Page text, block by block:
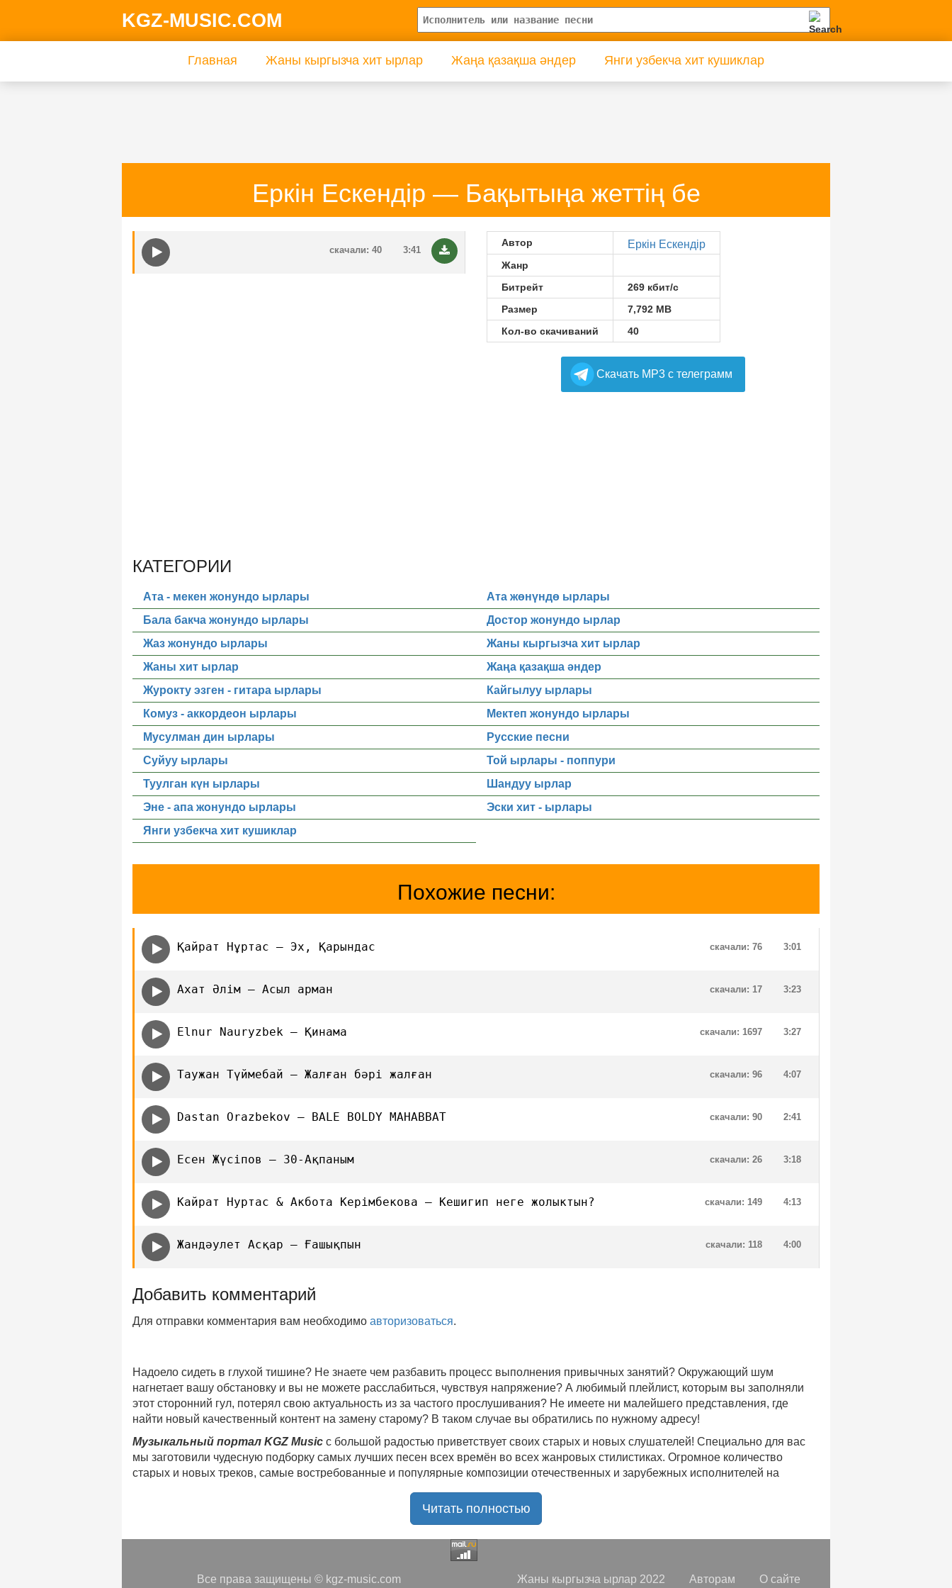
KGZ-MUSIC.COM
Главная Жаны кыргызча хит ырлар Жаңа қазақша әндер Янги узбекча хит кушиклар
Еркін Ескендір — Бақытыңа жеттің бе
3:41
скачали: 40
Автор Еркін Ескендір
Жанр
Битрейт
269 кбит/с
Размер
7,792 MB
Кол-во скачиваний
40
Cкачать MP3 с телеграмм
КАТЕГОРИИ
Ата - мекен жонундо ырлары
Ата жөнүндө ырлары
Бала бакча жонундо ырлары
Достор жонундо ырлар
Жаз жонундо ырлары
Жаны кыргызча хит ырлар
Жаны хит ырлар
Жаңа қазақша әндер
Журокту эзген - гитара ырлары
Кайгылуу ырлары
Комуз - аккордеон ырлары
Мектеп жонундо ырлары
Мусулман дин ырлары
Русские песни
Суйуу ырлары
Той ырлары - поппури
Туулган күн ырлары
Шандуу ырлар
Эне - апа жонундо ырлары
Эски хит - ырлары
Янги узбекча хит кушиклар
Похожие песни:
Қайрат Нұртас — Эх, Қарындас 3:01
скачали: 76
Ахат Әлім — Асыл арман 3:23
скачали: 17
Elnur Nauryzbek — Қинама 3:27
скачали: 1697
Таужан Түймебай — Жалған бәрі жалған 4:07
скачали: 96
Dastan Orazbekov — BALE BOLDY MAHABBAT 2:41
скачали: 90
Есен Жүсіпов — 30-Ақпаным 3:18
скачали: 26
Кайрат Нуртас & Акбота Керімбекова — Кешигип неге жолыктын? 4:13
скачали: 149
Жандәулет Асқар — Ғашықпын 4:00
скачали: 118
Добавить комментарий
Для отправки комментария вам необходимо авторизоваться.
Надоело сидеть в глухой тишине? Не знаете чем разбавить процесс выполнения привычных занятий? Окружающий шум
нагнетает вашу обстановку и вы не можете расслабиться, чувствуя напряжение? А любимый плейлист, которым вы заполняли
этот сторонний гул, потерял свою актуальность из за частого прослушивания? Не имеете ни малейшего представления, где
найти новый качественный контент на замену старому? В таком случае вы обратились по нужному адресу!
Музыкальный портал KGZ Music с большой радостью приветствует своих старых и новых слушателей! Специально для вас
мы заготовили чудесную подборку самых лучших песен всех времён во всех жанровых стилистиках. Огромное количество
старых и новых треков, самые востребованные и популярные композиции отечественных и зарубежных исполнителей на
Мы предоставляем вашему вниманию богатую коллекцию качественной музыки в бесплатном доступе, с возможностью
Самые свежие альбомы
и новые релизы этого года, хиты уходящих и нынешних годов,
Регулярные обновления, постоянные новинки, большой музыкальный ассортимент на любой вкус, и все это только на
платформе KGZ Music. Наша команда с большой ответственностью подходит к созданию подборок, отбирая
самые лучшие
Читать полностью
Все права защищены © kgz-music.com Жаны кыргызча ырлар 2022 Авторам О сайте